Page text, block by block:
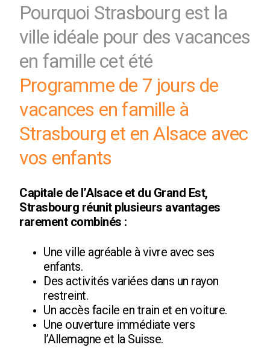
Pourquoi Strasbourg est la
ville idéale pour des vacances
en famille cet été
Programme de 7 jours de
vacances en famille à
Strasbourg et en Alsace avec
vos enfants
Capitale de l’Alsace et du Grand Est,
Strasbourg réunit plusieurs avantages
rarement combinés :
Une ville agréable à vivre avec ses
enfants.
Des activités variées dans un rayon
restreint.
Un accès facile en train et en voiture.
Une ouverture immédiate vers
l’Allemagne et la Suisse.